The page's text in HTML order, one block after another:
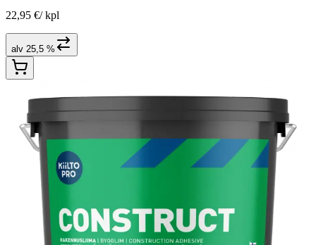
22,95 €/ kpl
alv 25,5 %